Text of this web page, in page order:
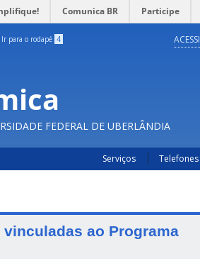
Comunica BR Participe
Ir para o rodapé 4
FEDERAL DE UBERLÂNDIA
Serviços Telefones
vinculadas ao Programa